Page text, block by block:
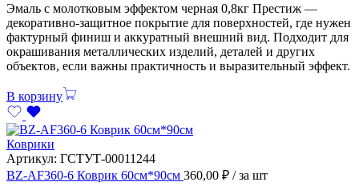
Эмаль с молотковым эффектом черная 0,8кг Престиж —
декоративно-защитное покрытие для поверхностей, где нужен
фактурный финиш и аккуратный внешний вид. Подходит для
окрашивания металлических изделий, деталей и других
объектов, если важны практичность и выразительный эффект.
В корзину
Коврики
Артикул: ГСТУТ-00011244
BZ-AF360-6 Коврик 60см*90см 360,00 ₽ / за шт